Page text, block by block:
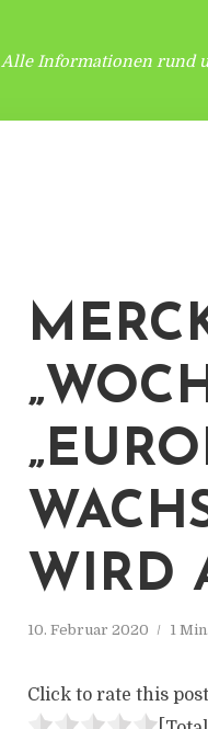
Alle Informationen rund
WIRD
10. Februar 2020 1
Click to rate this